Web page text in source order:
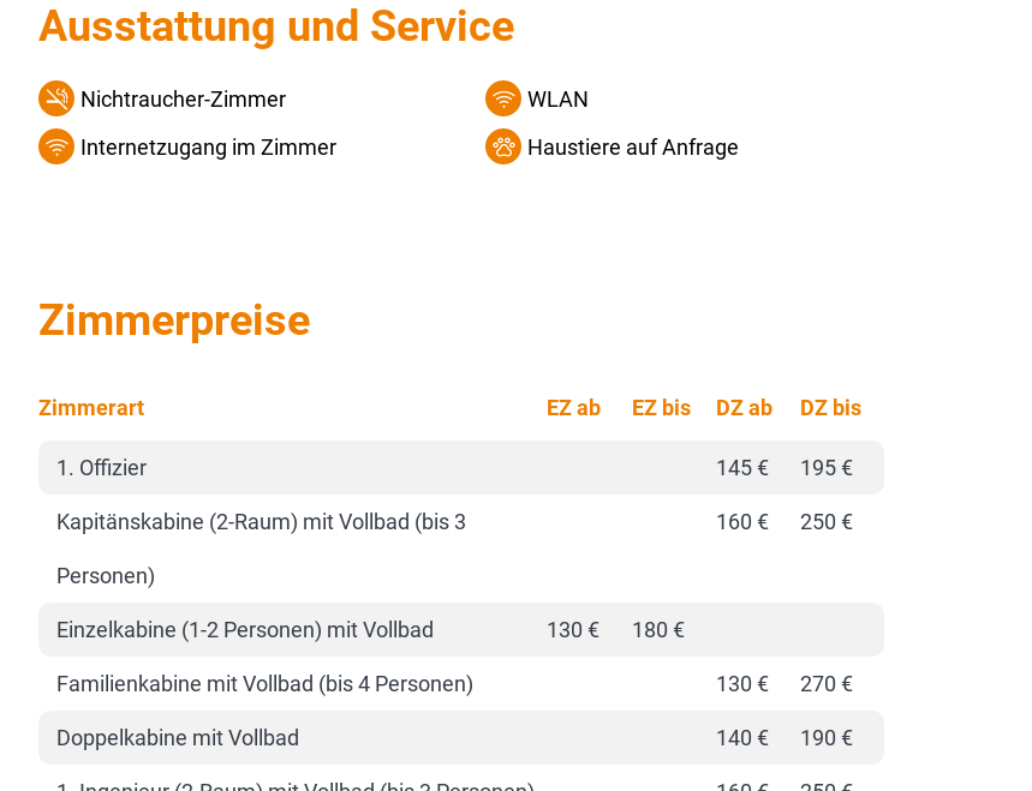
Ausstattung und Service
Nichtraucher-Zimmer
WLAN
Internetzugang im Zimmer
Haustiere auf Anfrage
Zimmerpreise
Zimmerart EZ ab EZ bis DZ ab DZ bis
1. Offizier 145 € 195 €
Kapitänskabine (2-Raum) mit Vollbad (bis 3
Personen)
160 € 250 €
Einzelkabine (1-2 Personen) mit Vollbad 130 € 180 €
Familienkabine mit Vollbad (bis 4 Personen) 130 € 270 €
Doppelkabine mit Vollbad 140 € 190 €